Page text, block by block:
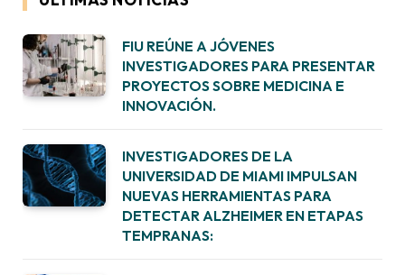
FIU REÚNE A JÓVENES
INVESTIGADORES PARA PRESENTAR
PROYECTOS SOBRE MEDICINA E
INNOVACIÓN.
INVESTIGADORES DE LA
UNIVERSIDAD DE MIAMI IMPULSAN
NUEVAS HERRAMIENTAS PARA
DETECTAR ALZHEIMER EN ETAPAS
TEMPRANAS: